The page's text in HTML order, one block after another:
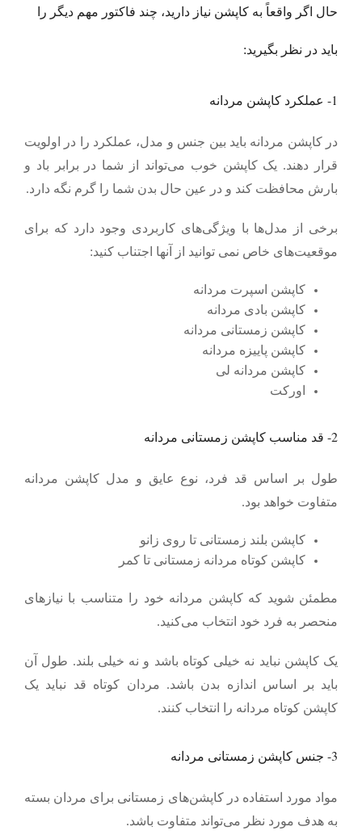
حال اگر واقعاً به کاپشن نیاز دارید، چند فاکتور مهم دیگر را
باید در نظر بگیرید:
1- عملکرد کاپشن مردانه
در کاپشن‌ مردانه باید بین جنس و مدل، عملکرد را در اولویت
قرار دهند. یک کاپشن خوب می‌تواند از شما در برابر باد و
بارش محافظت کند و در عین حال بدن شما را گرم نگه دارد.
برخی از مدل‌ها با ویژگی‌های کاربردی وجود دارد که برای
موقعیت‌های خاص نمی توانید از آنها اجتناب کنید:
کاپشن اسپرت مردانه
کاپشن بادی مردانه
کاپشن زمستانی مردانه
کاپشن پاییزه مردانه
کاپشن مردانه لی
اورکت
2- قد مناسب کاپشن زمستانی مردانه
طول بر اساس قد فرد، نوع عایق و مدل کاپشن مردانه
متفاوت خواهد بود.
کاپشن بلند زمستانی تا روی زانو
کاپشن کوتاه مردانه زمستانی تا کمر
مطمئن شوید که کاپشن مردانه خود را متناسب با نیازهای
منحصر به فرد خود انتخاب می‌کنید.
یک کاپشن نباید نه خیلی کوتاه باشد و نه خیلی بلند. طول آن
باید بر اساس اندازه بدن باشد. مردان کوتاه قد نباید یک
کاپشن کوتاه مردانه را انتخاب کنند.
3- جنس کاپشن زمستانی مردانه
مواد مورد استفاده در کاپشن‌های زمستانی برای مردان بسته
به هدف مورد نظر می‌تواند متفاوت باشد.